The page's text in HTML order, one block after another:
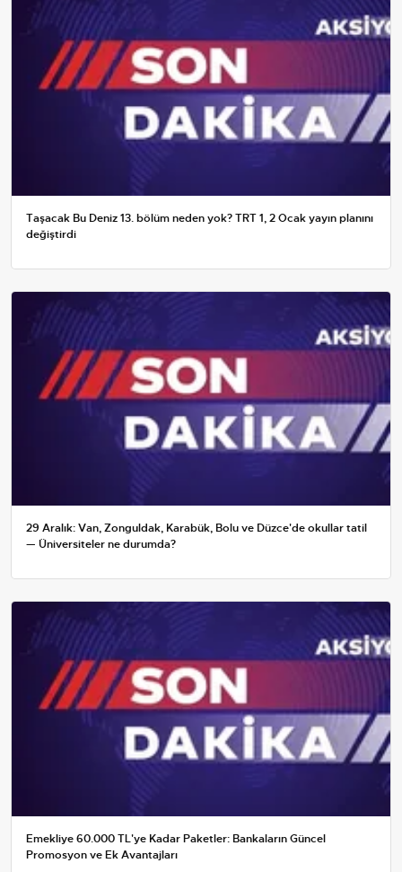
Taşacak Bu Deniz 13. bölüm neden yok? TRT 1, 2 Ocak yayın planını
değiştirdi
29 Aralık: Van, Zonguldak, Karabük, Bolu ve Düzce'de okullar tatil
— Üniversiteler ne durumda?
Emekliye 60.000 TL'ye Kadar Paketler: Bankaların Güncel
Promosyon ve Ek Avantajları